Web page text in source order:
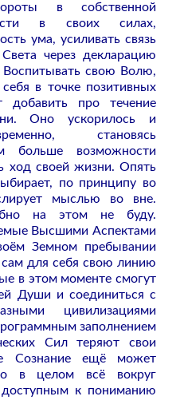
в собственной
в своих силах,
ума, усиливать связь
через декларацию
Воспитывать свою Волю,
в точке позитивных
добавить про течение
Оно ускорилось и
становясь
больше возможности
ход своей жизни. Опять
по принципу во
мыслью во вне.
на этом не буду.
Высшими Аспектами
Земном пребывании
для себя свою линию
в этом моменте смогут
Души и соединиться с
цивилизациями
заполнением
Сил теряют свои
Сознание ещё может
но в целом всё вокруг
доступным к пониманию